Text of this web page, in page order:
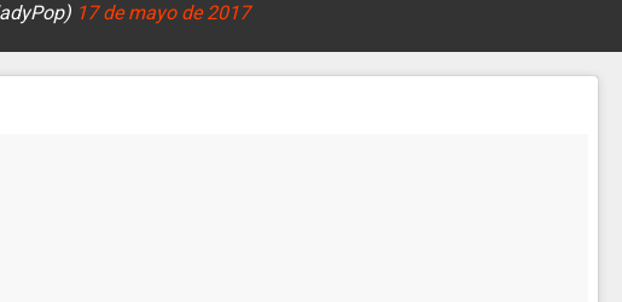
17 de mayo de 2017